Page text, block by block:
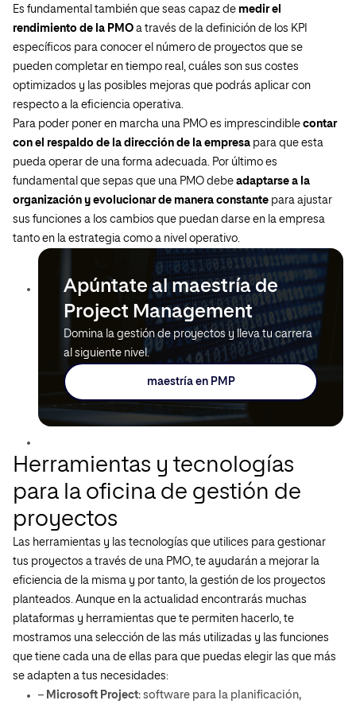
Es fundamental también que seas capaz de medir el
rendimiento de la PMO a través de la definición de los KPI
específicos para conocer el número de proyectos que se
pueden completar en tiempo real, cuáles son sus costes
optimizados y las posibles mejoras que podrás aplicar con
respecto a la eficiencia operativa.
Para poder poner en marcha una PMO es imprescindible contar
con el respaldo de la dirección de la empresa para que esta
pueda operar de una forma adecuada. Por último es
fundamental que sepas que una PMO debe adaptarse a la
organización y evolucionar de manera constante para ajustar
sus funciones a los cambios que puedan darse en la empresa
tanto en la estrategia como a nivel operativo.
Apúntate al maestría de
Project Management
Domina la gestión de proyectos y lleva tu carrera
al siguiente nivel.
maestría en PMP
Herramientas y tecnologías
para la oficina de gestión de
proyectos
Las herramientas y las tecnologías que utilices para gestionar
tus proyectos a través de una PMO, te ayudarán a mejorar la
eficiencia de la misma y por tanto, la gestión de los proyectos
planteados. Aunque en la actualidad encontrarás muchas
plataformas y herramientas que te permiten hacerlo, te
mostramos una selección de las más utilizadas y las funciones
que tiene cada una de ellas para que puedas elegir las que más
se adapten a tus necesidades:
– Microsoft Project: software para la planificación,